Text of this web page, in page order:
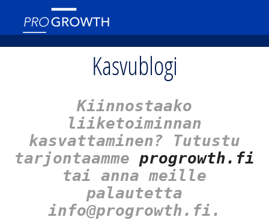
Kasvublogi
Kiinnostaako
liiketoiminnan
kasvattaminen? Tutustu
tarjontaamme progrowth.fi
tai anna meille
palautetta
info@progrowth.fi.